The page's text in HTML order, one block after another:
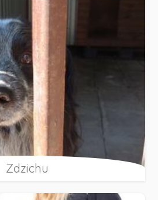
Zdzichu